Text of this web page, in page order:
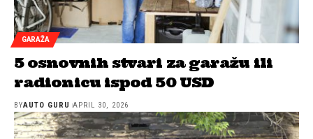
GARAŽA
5 osnovnih stvari za garažu ili
radionicu ispod 50 USD
BYAUTO GURU APRIL 30, 2026